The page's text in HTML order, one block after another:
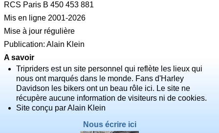
RCS Paris B 450 453 881
Mis en ligne 2001-2026
Mise à jour régulière
Publication: Alain Klein
A savoir
Tripriders est un site personnel qui reflète les lieux qui
nous ont marqués dans le monde. Fans d'Harley
Davidson les bikers ont un beau rôle ici. Le site ne
récupère aucune information de visiteurs ni de cookies.
Site conçu par Alain Klein
Nous écrire ici